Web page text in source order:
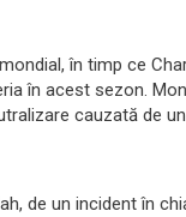
în timp ce
în acest sezon.
cauzată de
de un incident în